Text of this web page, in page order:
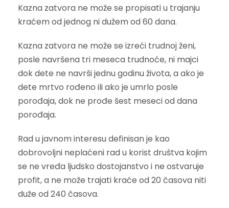
Kazna zatvora ne može se propisati u trajanju
kraćem od jednog ni dužem od 60 dana.
Kazna zatvora ne može se izreći trudnoj ženi,
posle navršena tri meseca trudnoće, ni majci
dok dete ne navrši jednu godinu života, a ako je
dete mrtvo rođeno ili ako je umrlo posle
porođaja, dok ne prođe šest meseci od dana
porođaja.
Rad u javnom interesu definisan je kao
dobrovoljni neplaćeni rad u korist društva kojim
se ne vređa ljudsko dostojanstvo i ne ostvaruje
profit, a ne može trajati kraće od 20 časova niti
duže od 240 časova.